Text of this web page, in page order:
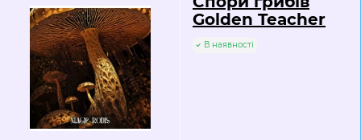
Golden Teacher
В наявності